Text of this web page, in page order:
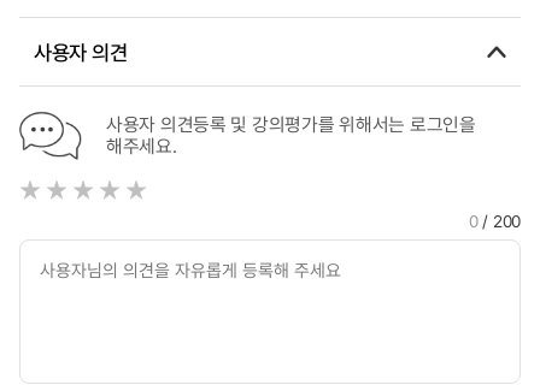
and Chinese Consumers-
사용자 의견
사용자 의견등록 및 강의평가를 위해서는 로그인을
해주세요.
0/ 200